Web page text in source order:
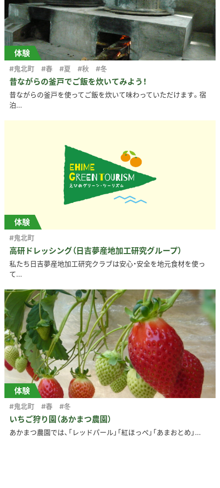
体験
昔ながらの釜戸でご飯を炊いてみよう！
#鬼北町 #春 #夏 #秋 #冬
昔ながらの釜戸を使ってご飯を炊いて味わっていただけます。宿
泊...
体験
高研ドレッシング（日吉夢産地加工研究グループ）
#鬼北町
私たち日吉夢産地加工研究クラブは安心・安全を地元食材を使っ
て...
体験
いちご狩り園（あかまつ農園）
#鬼北町 #春 #冬
あかまつ農園では、「レッドパール」「紅ほっぺ」「あまおとめ」...